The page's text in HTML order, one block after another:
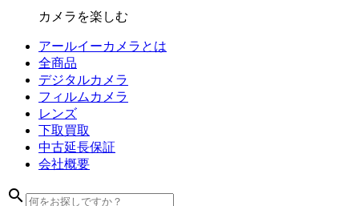
カメラを楽しむ
アールイーカメラとは
全商品
デジタルカメラ
フィルム カメラ
レンズ
下取買取
中古延長保証
会社概要
search